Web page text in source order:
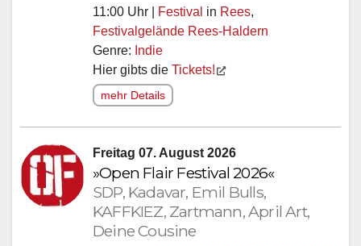
11:00 Uhr | Festival in Rees,
Festivalgelände Rees-Haldern
Genre: Indie
Hier gibts die Tickets!
mehr Details
Freitag 07. August 2026
»Open Flair Festival 2026«
SDP, Kadavar, Emil Bulls,
KAFFKIEZ, Zartmann, April Art,
Deine Cousine